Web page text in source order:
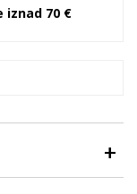
iznad 70 €